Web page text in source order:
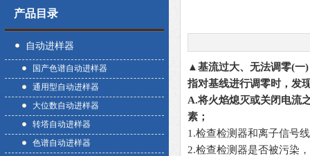
产品目录
自动进样器
国产色谱自动进样器
通用型自动进样器
大位数自动进样器
转塔自动进样器
色谱自动进样器
▲基流过大、无法调零(一)
指对基线进行调零时，发
A.将火焰熄灭或关闭电流
素 ；
1.检查检测器和离子信号
2.检查检测器是否被污染